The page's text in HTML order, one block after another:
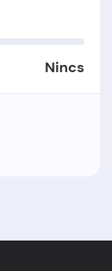
Nincs